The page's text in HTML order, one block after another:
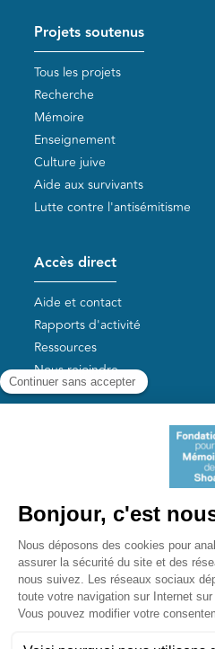
Projets soutenus
Tous les projets
Recherche
Mémoire
Enseignement
Culture juive
Aide aux survivants
Lutte contre l'antisémitisme
Accès direct
Aide et contact
Rapports d'activité
Ressources
Nous rejoindre
Aide aux survivants de la Shoah
Liens utiles
Mémorial de la Shoah
Le camp des Milles
Yad Vashem France
Akadem